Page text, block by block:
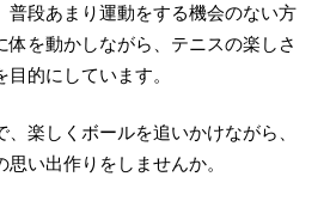
普段あまり運動をする機会のない方
体を動かしながら、テニスの楽しさ
的にしています。
楽しくボールを追いかけながら、
い出作りをしませんか。